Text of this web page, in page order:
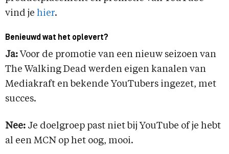
vind je hier.
Benieuwd wat het oplevert?
Ja: Voor de promotie van een nieuw seizoen van
The Walking Dead werden eigen kanalen van
Mediakraft en bekende YouTubers ingezet, met
succes.
Nee: Je doelgroep past niet bij YouTube of je hebt
al een MCN op het oog, mooi.